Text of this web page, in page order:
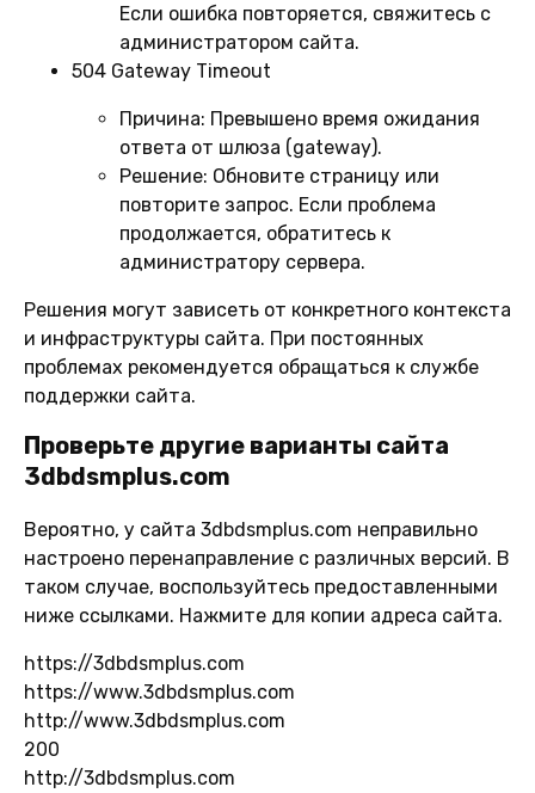
Если ошибка повторяется, свяжитесь с
администратором сайта.
504 Gateway Timeout
Причина: Превышено время ожидания
ответа от шлюза (gateway).
Решение: Обновите страницу или
повторите запрос. Если проблема
продолжается, обратитесь к
администратору сервера.
Решения могут зависеть от конкретного контекста
и инфраструктуры сайта. При постоянных
проблемах рекомендуется обращаться к службе
поддержки сайта.
Проверьте другие варианты сайта
3dbdsmplus.com
Вероятно, у сайта 3dbdsmplus.com неправильно
настроено перенаправление с различных версий. В
таком случае, воспользуйтесь предоставленными
ниже ссылками. Нажмите для копии адреса сайта.
https://3dbdsmplus.com
https://www.3dbdsmplus.com
http://www.3dbdsmplus.com
200
http://3dbdsmplus.com